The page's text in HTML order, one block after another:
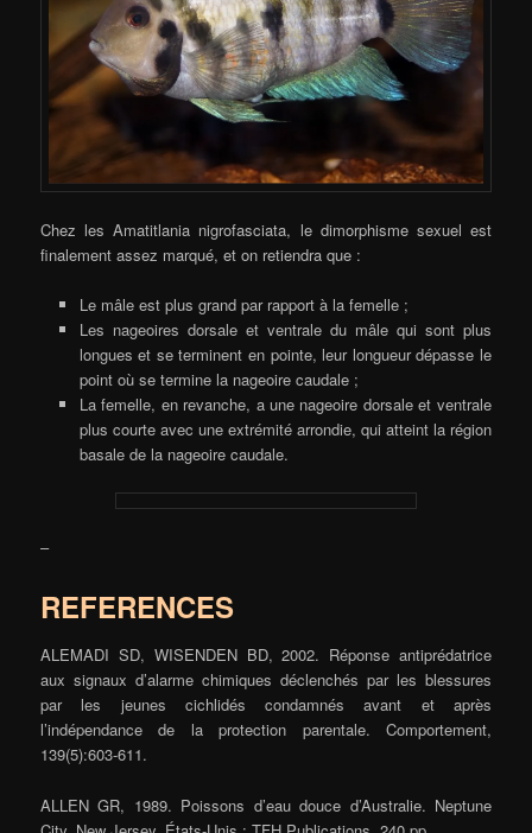
Chez les Amatitlania nigrofasciata, le dimorphisme sexuel est
finalement assez marqué, et on retiendra que :
Le mâle est plus grand par rapport à la femelle ;
Les nageoires dorsale et ventrale du mâle qui sont plus
longues et se terminent en pointe, leur longueur dépasse le
point où se termine la nageoire caudale ;
La femelle, en revanche, a une nageoire dorsale et ventrale
plus courte avec une extrémité arrondie, qui atteint la région
basale de la nageoire caudale.
–
REFERENCES
ALEMADI SD, WISENDEN BD, 2002. Réponse antiprédatrice
aux signaux d’alarme chimiques déclenchés par les blessures
par les jeunes cichlidés condamnés avant et après
l’indépendance de la protection parentale. Comportement,
139(5):603-611.
ALLEN GR, 1989. Poissons d’eau douce d’Australie. Neptune